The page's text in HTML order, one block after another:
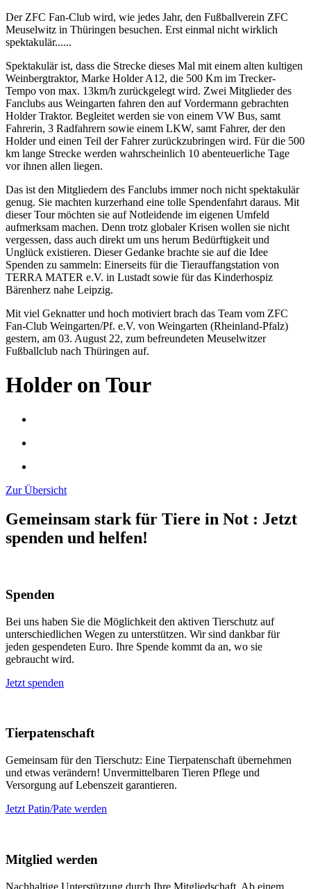
Der ZFC Fan-Club wird, wie jedes Jahr, den Fußballverein ZFC
Meuselwitz in Thüringen besuchen. Erst einmal nicht wirklich
spektakulär......
Spektakulär ist, dass die Strecke dieses Mal mit einem alten kultigen
Weinbergtraktor, Marke Holder A12, die 500 Km im Trecker-
Tempo von max. 13km/h zurückgelegt wird. Zwei Mitglieder des
Fanclubs aus Weingarten fahren den auf Vordermann gebrachten
Holder Traktor. Begleitet werden sie von einem VW Bus, samt
Fahrerin, 3 Radfahrern sowie einem LKW, samt Fahrer, der den
Holder und einen Teil der Fahrer zurückzubringen wird. Für die 500
km lange Strecke werden wahrscheinlich 10 abenteuerliche Tage
vor ihnen allen liegen.
Das ist den Mitgliedern des Fanclubs immer noch nicht spektakulär
genug. Sie machten kurzerhand eine tolle Spendenfahrt daraus. Mit
dieser Tour möchten sie auf Notleidende im eigenen Umfeld
aufmerksam machen. Denn trotz globaler Krisen wollen sie nicht
vergessen, dass auch direkt um uns herum Bedürftigkeit und
Unglück existieren. Dieser Gedanke brachte sie auf die Idee
Spenden zu sammeln: Einerseits für die Tierauffangstation von
TERRA MATER e.V. in Lustadt sowie für das Kinderhospiz
Bärenherz nahe Leipzig.
Mit viel Geknatter und hoch motiviert brach das Team vom ZFC
Fan-Club Weingarten/Pf. e.V. von Weingarten (Rheinland-Pfalz)
gestern, am 03. August 22, zum befreundeten Meuselwitzer
Fußballclub nach Thüringen auf.
Holder on Tour
Zur Übersicht
Gemeinsam stark für Tiere in Not : Jetzt
spenden und helfen!
Spenden
Bei uns haben Sie die Möglichkeit den aktiven Tierschutz auf
unterschiedlichen Wegen zu unterstützen. Wir sind dankbar für
jeden gespendeten Euro. Ihre Spende kommt da an, wo sie
gebraucht wird.
Jetzt spenden
Tierpatenschaft
Gemeinsam für den Tierschutz: Eine Tierpatenschaft übernehmen
und etwas verändern! Unvermittelbaren Tieren Pflege und
Versorgung auf Lebenszeit garantieren.
Jetzt Patin/Pate werden
Mitglied werden
Nachhaltige Unterstützung durch Ihre Mitgliedschaft. Ab einem